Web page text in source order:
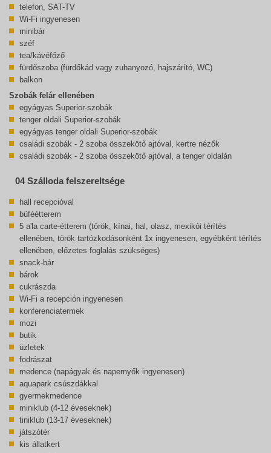
telefon, SAT-TV
Wi-Fi ingyenesen
minibár
széf
tea/kávéfőző
fürdőszoba (fürdőkád vagy zuhanyozó, hajszárító, WC)
balkon
Szobák felár ellenében
egyágyas Superior-szobák
tenger oldali Superior-szobák
egyágyas tenger oldali Superior-szobák
családi szobák - 2 szoba összekötő ajtóval, kertre nézők
családi szobák - 2 szoba összekötő ajtóval, a tenger oldalán
04 Szálloda felszereltsége
hall recepcióval
büféétterem
5 a'la carte-étterem (török, kínai, hal, olasz, mexikói térítés
ellenében, török tartózkodásonként 1x ingyenesen, egyébként térítés
ellenében, előzetes foglalás szükséges)
snack-bár
bárok
cukrászda
Wi-Fi a recepción ingyenesen
konferenciatermek
mozi
butik
üzletek
fodrászat
medence (napágyak és napernyők ingyenesen)
aquapark csúszdákkal
gyermekmedence
miniklub (4-12 éveseknek)
tiniklub (13-17 éveseknek)
játszótér
kis állatkert